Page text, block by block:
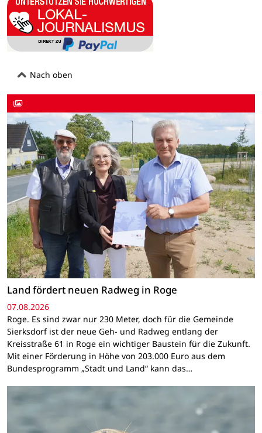
Nach oben
Land fördert neuen Radweg in Roge
07.08.2026
Roge. Es sind zwar nur 230 Meter, doch für die Gemeinde
Sierksdorf ist der neue Geh- und Radweg entlang der
Kreisstraße 61 in Roge ein wichtiger Baustein für die Zukunft.
Mit einer Förderung in Höhe von 203.000 Euro aus dem
Bundesprogramm „Stadt und Land“ kann das…